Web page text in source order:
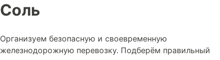
Соль
Организуем безопасную и своевременную
железнодорожную перевозку. Подберём правильный